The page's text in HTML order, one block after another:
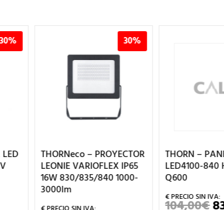
30%
THORNeco – PROYECTOR
LEONIE VARIOFLEX IP65
16W 830/835/840 1000-
3000lm
THORN –
LED4100-840
Q600
EL